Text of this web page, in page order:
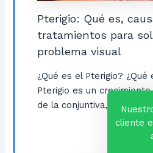
Pterigio: Qué es,
tratamientos para
problema visual
¿Qué es el Pterigio? ¿Qué
Pterigio es un
de la conjuntiva, la […]
cliente